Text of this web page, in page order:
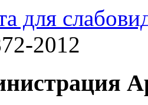
для
2012